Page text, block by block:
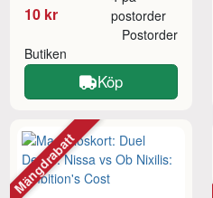
10 kr
postorder
Butiken
Postorder
Köp
Mängdrabatt